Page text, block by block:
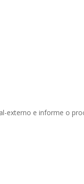
externo e informe o